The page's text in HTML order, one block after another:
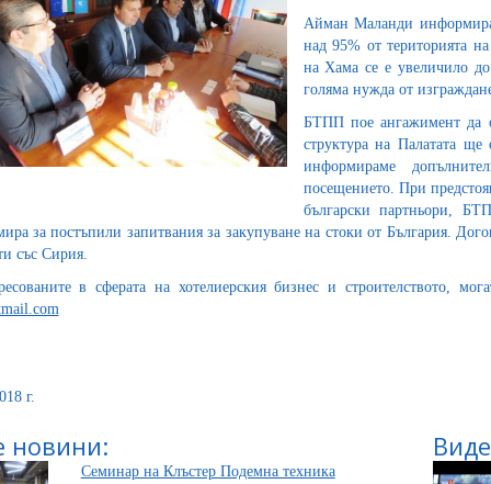
Айман Маланди
над 95% от територията
на Хама се е увеличило
голяма нужда от
БТПП пое ангажимент да
структура на Палатата
информираме
посещението. При
български партньори,
за постъпили запитвания за закупуване на стоки от България.
със Сирия.
в сферата на хотелиерския бизнес и
г.
Семинар на Клъстер Подемна техника